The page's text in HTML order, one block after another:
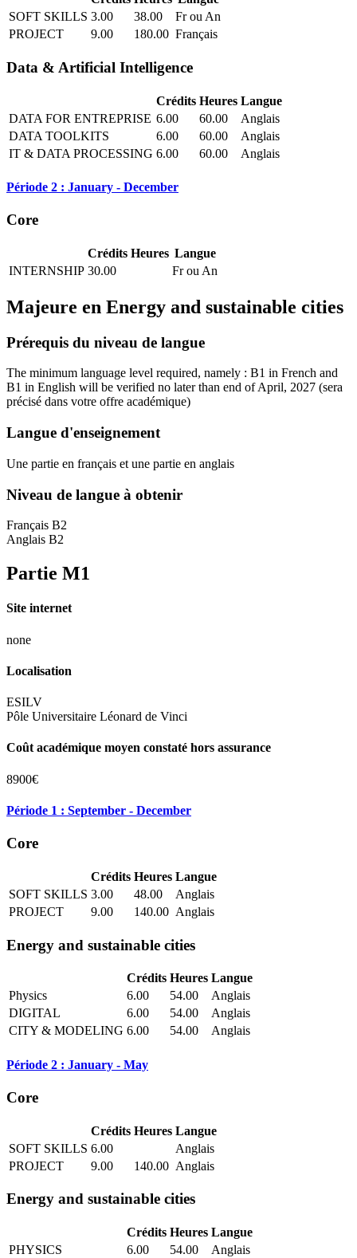
SOFT SKILLS 3.00 38.00
Fr ou An
PROJECT
9.00 180.00 Français
Data & Artificial Intelligence
Crédits Heures Langue
DATA FOR ENTREPRISE 6.00 60.00
Anglais
DATA TOOLKITS
6.00 60.00
Anglais
IT & DATA PROCESSING 6.00 60.00 Anglais
Période 2 : January - December
Core
Crédits Heures Langue
INTERNSHIP 30.00 Fr ou An
Majeure en Energy and sustainable cities
Prérequis du niveau de langue
The minimum language level required, namely : B1 in French and
B1 in English will be verified no later than end of April, 2027 (sera
précisé dans votre offre académique)
Langue d'enseignement
Une partie en français et une partie en anglais
Niveau de langue à obtenir
Français B2
Anglais B2
Partie M1
Site internet
none
Localisation
ESILV
Pôle Universitaire Léonard de Vinci
Coût académique moyen constaté hors assurance
8900€
Période 1 : September - December
Core
Crédits Heures Langue
SOFT SKILLS 3.00 48.00
Anglais
PROJECT
9.00 140.00 Anglais
Energy and sustainable cities
Crédits Heures Langue
Physics
6.00 54.00
Anglais
DIGITAL
6.00 54.00
Anglais
CITY & MODELING 6.00 54.00 Anglais
Période 2 : January - May
Core
Crédits Heures Langue
SOFT SKILLS 6.00
Anglais
PROJECT
9.00 140.00 Anglais
Energy and sustainable cities
Crédits Heures Langue
PHYSICS
6.00 54.00
Anglais